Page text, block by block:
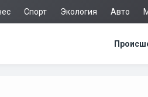
Спорт Экология Авто